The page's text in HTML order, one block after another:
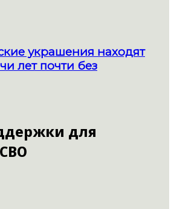
украшения находят
лет почти без
для